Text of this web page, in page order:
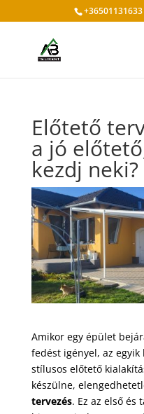
+36501131633
Előtető
a jó
kezdj neki?
Amikor egy épület
fedést igényel, az
stílusos előtető
készülne,
tervezés. Ez az első és